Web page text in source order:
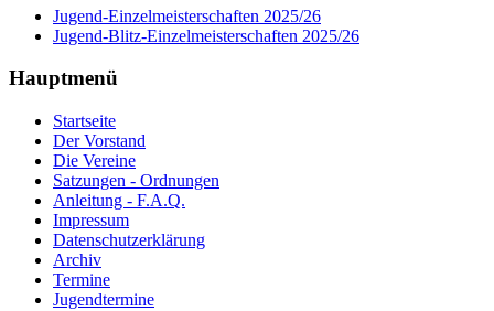
Jugend-Einzelmeisterschaften 2025/26
Jugend-Blitz-Einzelmeisterschaften 2025/26
Hauptmenü
Startseite
Der Vorstand
Die Vereine
Satzungen - Ordnungen
Anleitung - F.A.Q.
Impressum
Datenschutzerklärung
Archiv
Termine
Jugendtermine